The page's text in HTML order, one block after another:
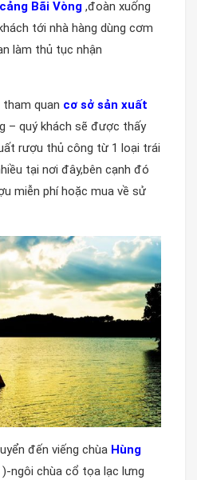
cảng Bãi Vòng ,đoàn xuống
tới nhà hàng dùng cơm
làm thủ tục nhận
quan cơ sở sản xuất
– quý khách sẽ được thấy
rượu thủ công từ 1 loại trái
tại nơi đây,bên cạnh đó
miễn phí hoặc mua về sử
đến viếng chùa Hùng
ngôi chùa cổ tọa lạc lưng